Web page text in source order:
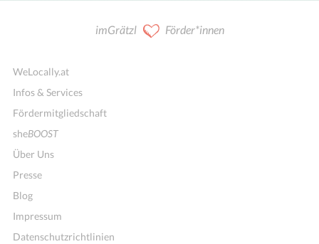
imGrätzl Förder*innen
WeLocally.at
Infos & Services
Fördermitgliedschaft
sheBOOST
Über Uns
Presse
Blog
Impressum
Datenschutzrichtlinien